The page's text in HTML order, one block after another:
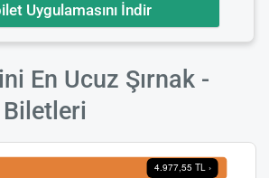
Uygulamasını İndir
En Ucuz Şırnak -